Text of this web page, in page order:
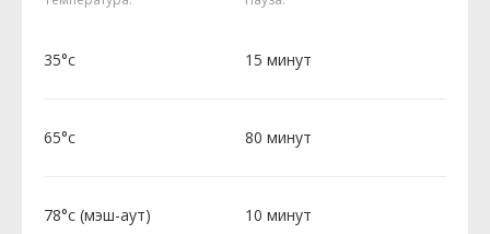
35°c 15 минут
65°c 80 минут
78°c (мэш-аут) 10 минут